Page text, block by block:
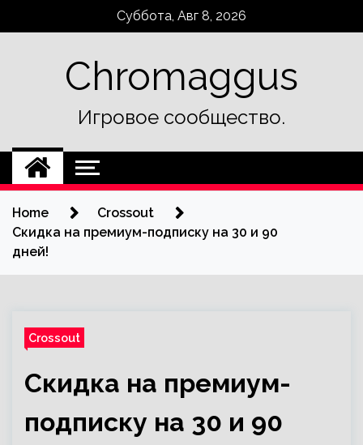
Суббота, Авг 8, 2026
Chromaggus
Игровое сообщество.
Home
Crossout
Скидка на премиум-подписку на 30 и 90
дней!
Crossout
Скидка на премиум-
подписку на 30 и 90